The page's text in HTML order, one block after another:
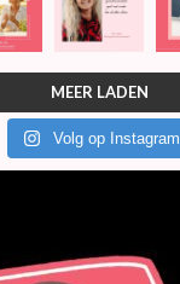
MEER LADEN
Volg op Instagram